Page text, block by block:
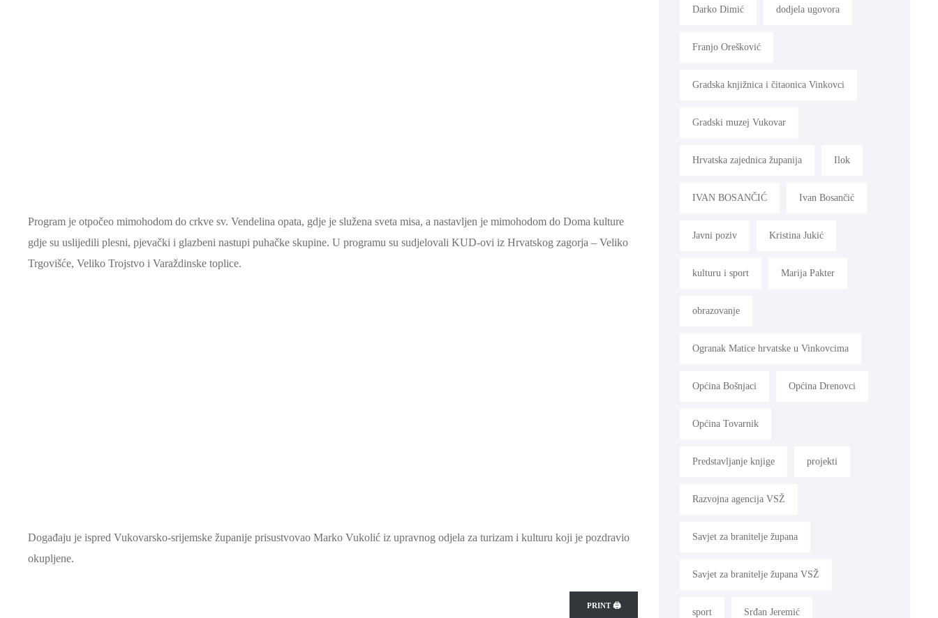
Program je otpočeo mimohodom do crkve sv. Vendelina opata, gdje je služena sveta misa, a nastavljen je mimohodom do Doma kulture
gdje su uslijedili plesni, pjevački i glazbeni nastupi puhačke skupine. U programu su sudjelovali KUD-ovi iz Hrvatskog zagorja – Veliko
Trgovišće, Veliko Trojstvo i Varaždinske toplice.
Događaju je ispred Vukovarsko-srijemske županije prisustvovao Marko Vukolić iz upravnog odjela za turizam i kulturu koji je pozdravio
okupljene.
PRINT 🖨
Darko Dimić dodjela ugovora
Franjo Orešković
Gradska knjižnica i čitaonica Vinkovci
Gradski muzej Vukovar
Hrvatska zajednica županija Ilok
IVAN BOSANČIĆ Ivan Bosančić
Javni poziv Kristina Jukić
kulturu i sport Marija Pakter
obrazovanje
Ogranak Matice hrvatske u Vinkovcima
Općina Bošnjaci Općina Drenovci
Općina Tovarnik
Predstavljanje knjige projekti
Razvojna agencija VSŽ
Savjet za branitelje župana
Savjet za branitelje župana VSŽ
sport Srđan Jeremić